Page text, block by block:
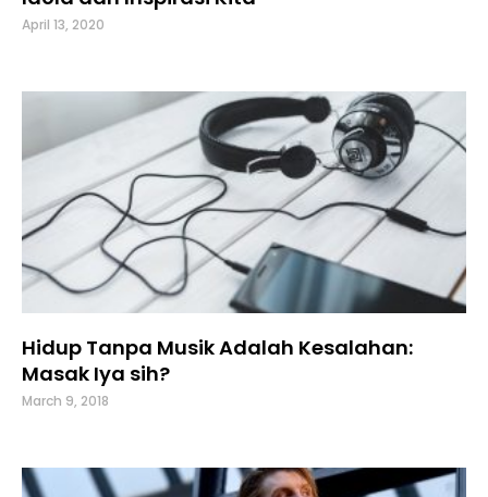
April 13, 2020
Hidup Tanpa Musik Adalah Kesalahan:
Masak Iya sih?
March 9, 2018